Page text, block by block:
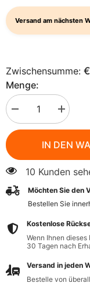
Versand am nächsten
Zwischensumme:
Menge:
verringern
für
Glutenfreies
alkoholfreies
Getränk
BIO
330
ml
-
NEUMARKTER
LAMMSBRAU
Menge
erhöhen
für
330
-
IN DEN
10 Kunden
Möchten Sie den
Bestellen Sie
Kostenlose
Wenn Ihnen
30 Tagen nach
Versand in jeden
Bestelle von